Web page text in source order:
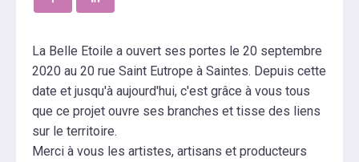
La Belle Etoile a ouvert ses portes le 20 septembre
2020 au 20 rue Saint Eutrope à Saintes. Depuis cette
date et jusqu'à aujourd'hui, c'est grâce à vous tous
que ce projet ouvre ses branches et tisse des liens
sur le territoire.
Merci à vous les artistes, artisans et producteurs